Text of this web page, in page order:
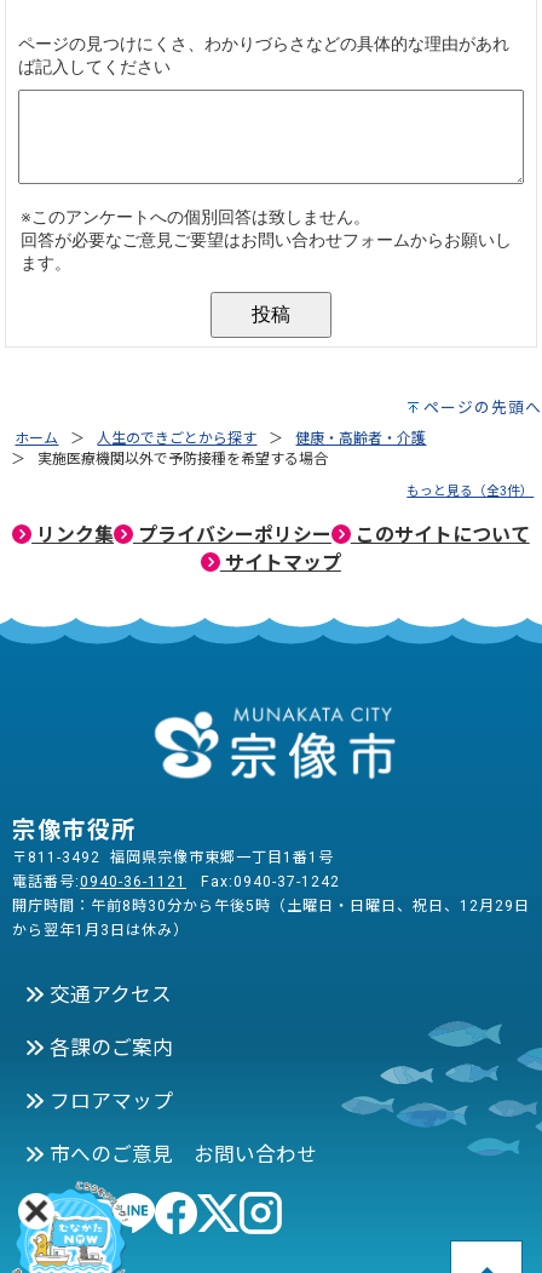
ページの先頭へ
ホーム 人生のできごとから探す
健康・高齢者・介護
実施医療機関以外で予防接種を希望する場合
もっと見る（全3件）
リンク集 プライバシーポリシー
このサイトについて
サイトマップ
宗像市役所
〒811-3492 福岡県宗像市東郷一丁目1番1号
電話番号:0940-36-1121
Fax:0940-37-1242
開庁時間：午前8時30分から午後5時（土曜日・日曜日、祝日、12月29日
から翌年1月3日は休み）
交通アクセス
各課のご案内
フロアマップ
市へのご意見 お問い合わせ